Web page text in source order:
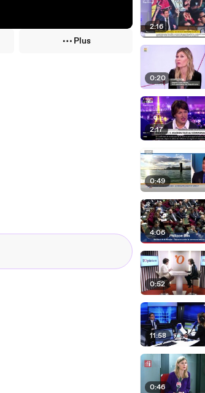
Plus
2:16
0:20
2:17
0:49
4:06
0:52
11:58
0:46